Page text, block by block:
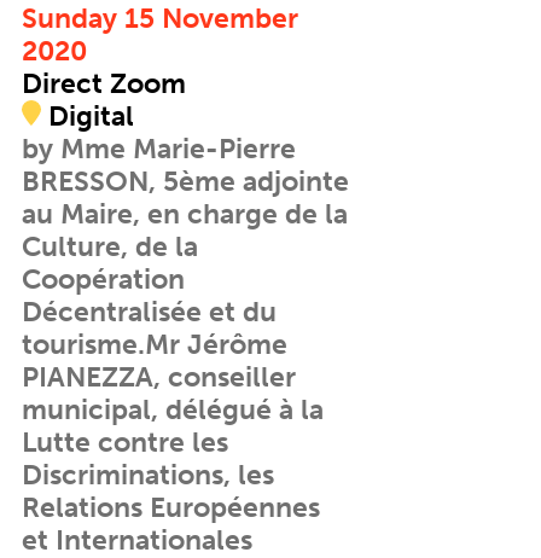
Sunday 15 November
2020
Direct Zoom
Digital
by Mme Marie-Pierre
BRESSON, 5ème adjointe
au Maire, en charge de la
Culture, de la
Coopération
Décentralisée et du
tourisme.Mr Jérôme
PIANEZZA, conseiller
municipal, délégué à la
Lutte contre les
Discriminations, les
Relations Européennes
et Internationales